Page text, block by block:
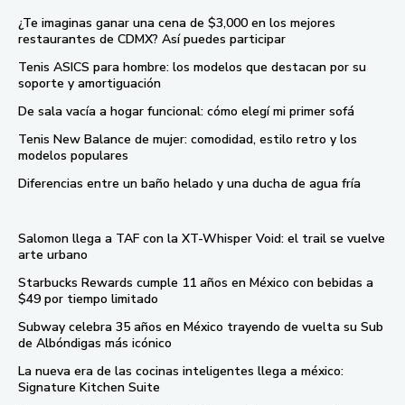
¿Te imaginas ganar una cena de $3,000 en los mejores
restaurantes de CDMX? Así puedes participar
Tenis ASICS para hombre: los modelos que destacan por su
soporte y amortiguación
De sala vacía a hogar funcional: cómo elegí mi primer sofá
Tenis New Balance de mujer: comodidad, estilo retro y los
modelos populares
Diferencias entre un baño helado y una ducha de agua fría
Salomon llega a TAF con la XT-Whisper Void: el trail se vuelve
arte urbano
Starbucks Rewards cumple 11 años en México con bebidas a
$49 por tiempo limitado
Subway celebra 35 años en México trayendo de vuelta su Sub
de Albóndigas más icónico
La nueva era de las cocinas inteligentes llega a méxico:
Signature Kitchen Suite